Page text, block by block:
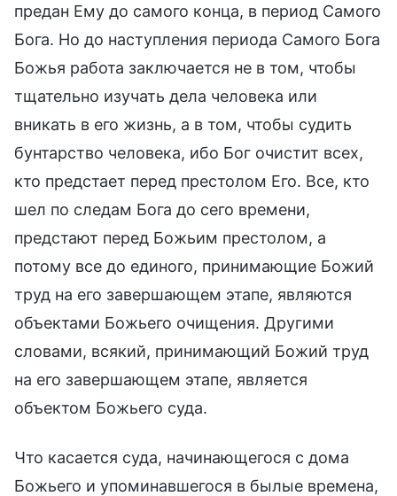
предан Ему до самого конца, в период Самого
Бога. Но до наступления периода Самого Бога
Божья работа заключается не в том, чтобы
тщательно изучать дела человека или
вникать в его жизнь, а в том, чтобы судить
бунтарство человека, ибо Бог очистит всех,
кто предстает перед престолом Его. Все, кто
шел по следам Бога до сего времени,
предстают перед Божьим престолом, а
потому все до единого, принимающие Божий
труд на его завершающем этапе, являются
объектами Божьего очищения. Другими
словами, всякий, принимающий Божий труд
на его завершающем этапе, является
объектом Божьего суда.
Что касается суда, начинающегося с дома
Божьего и упоминавшегося в былые времена,